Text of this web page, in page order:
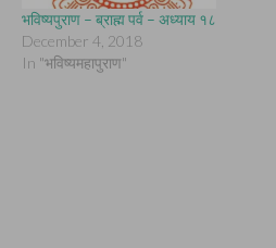
भविष्यपुराण – ब्राह्म पर्व – अध्याय १८
December 4, 2018
In "भविष्यमहापुराण"